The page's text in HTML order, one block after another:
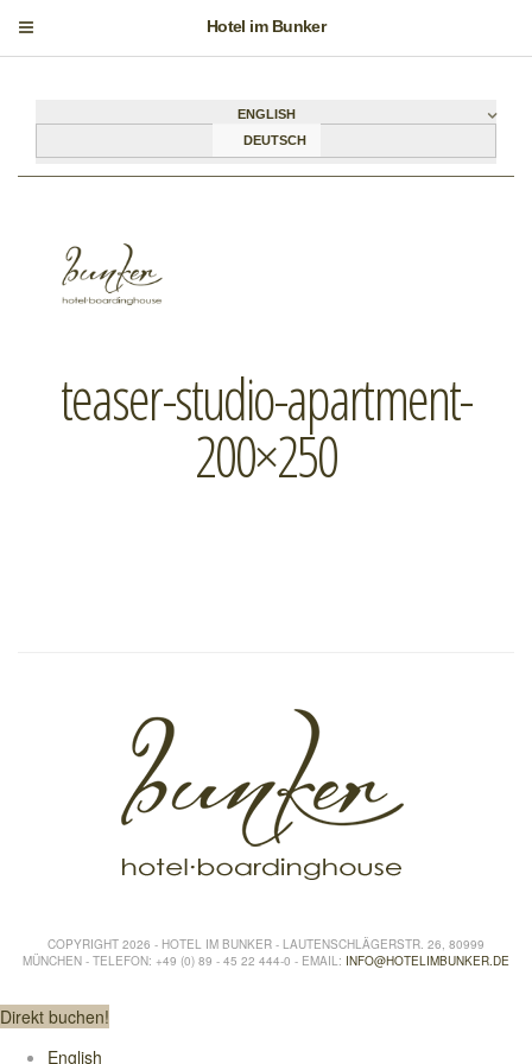
Hotel im Bunker
ENGLISH
DEUTSCH
teaser-studio-apartment-
200×250
COPYRIGHT 2026 - HOTEL IM BUNKER - LAUTENSCHLÄGERSTR. 26, 80999
MÜNCHEN - TELEFON: +49 (0) 89 - 45 22 444-0 - EMAIL: INFO@HOTELIMBUNKER.DE
Direkt buchen!
English